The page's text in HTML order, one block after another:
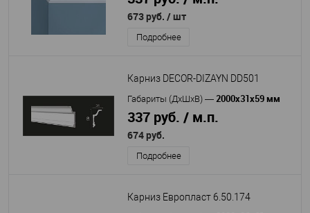
673 руб. / шт
Подробнее
Карниз DECOR-DIZAYN DD501
Габариты (ДхШхВ) — 2000х31х59 мм
337 руб. / м.п.
674 руб.
Подробнее
Карниз Европласт 6.50.174